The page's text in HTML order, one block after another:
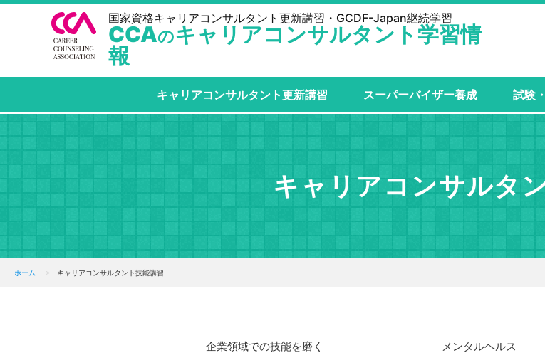
国家資格キャリアコンサルタント更新講習・GCDF-Japan継続学習
CCAのキャリアコンサルタント学習情
報
キャリアコンサルタント更新講習 スーパーバイザー養成 試験
キャリアコンサルタ
ホーム キャリアコンサルタント技能講習
企業領域での技能を磨く メンタルヘルス